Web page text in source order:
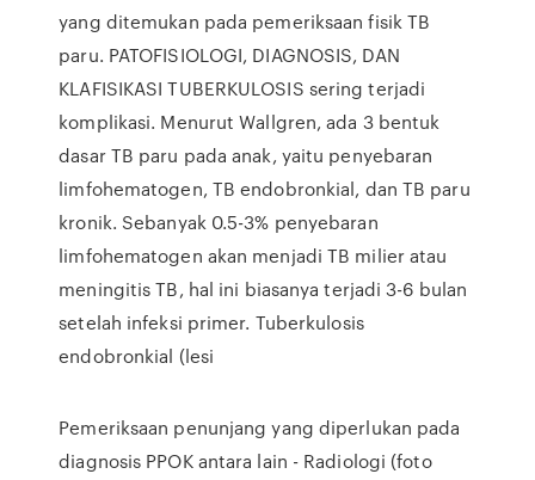
yang ditemukan pada pemeriksaan fisik TB
paru. PATOFISIOLOGI, DIAGNOSIS, DAN
KLAFISIKASI TUBERKULOSIS sering terjadi
komplikasi. Menurut Wallgren, ada 3 bentuk
dasar TB paru pada anak, yaitu penyebaran
limfohematogen, TB endobronkial, dan TB paru
kronik. Sebanyak 0.5-3% penyebaran
limfohematogen akan menjadi TB milier atau
meningitis TB, hal ini biasanya terjadi 3-6 bulan
setelah infeksi primer. Tuberkulosis
endobronkial (lesi
Pemeriksaan penunjang yang diperlukan pada
diagnosis PPOK antara lain - Radiologi (foto